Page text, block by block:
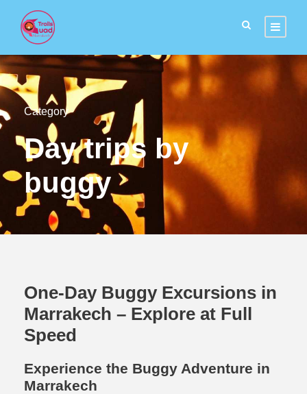
Category
Day trips by
buggy
One-Day Buggy Excursions in
Marrakech – Explore at Full
Speed
Experience the Buggy Adventure in
Marrakech